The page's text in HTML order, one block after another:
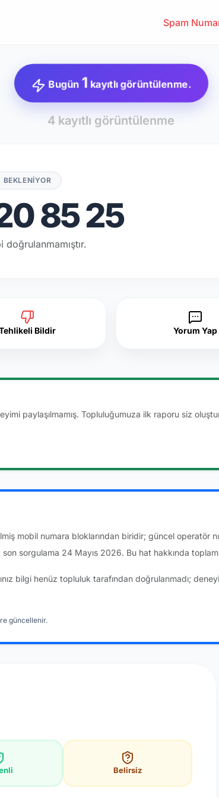
Spam
Bugün1 kayıtlı görüntülenme.
4 kayıtlı görüntülenme
85 25
doğrulanmamıştır.
Bildir Yorum Yap
paylaşılmamış. Topluluğumuza ilk raporu siz
mobil numara bloklarından biridir; güncel operatör
sorgulama 24 Mayıs 2026. Bu hat hakkında
bilgi henüz topluluk tarafından doğrulanmadı;
güncellenir.
Belirsiz